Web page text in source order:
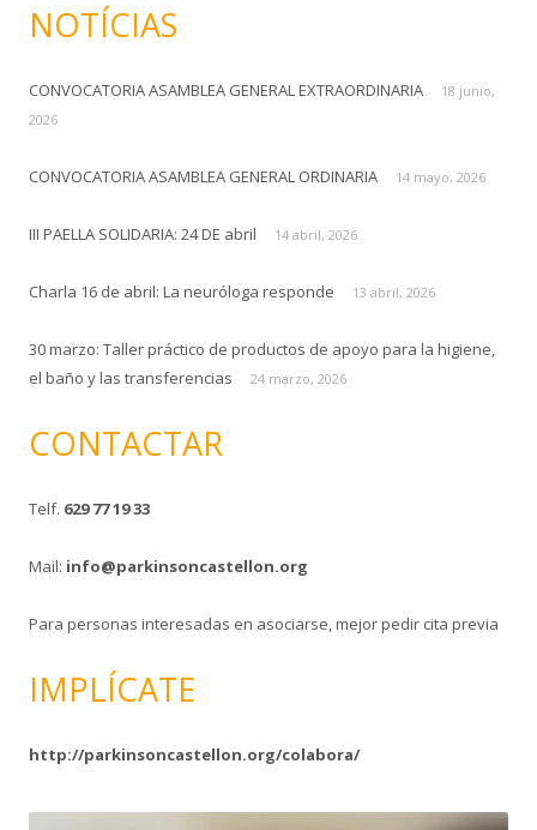
c
r
:
NOTÍCIAS
CONVOCATORIA ASAMBLEA GENERAL EXTRAORDINARIA
18 junio,
2026
CONVOCATORIA ASAMBLEA GENERAL ORDINARIA 14 mayo, 2026
III PAELLA SOLIDARIA: 24 DE abril 14 abril, 2026
Charla 16 de abril: La neuróloga responde 13 abril, 2026
30 marzo: Taller práctico de productos de apoyo para la higiene,
el baño y las transferencias
24 marzo, 2026
CONTACTAR
Telf. 629 77 19 33
Mail: info@parkinsoncastellon.org
Para personas interesadas en asociarse, mejor pedir cita previa
IMPLÍCATE
http://parkinsoncastellon.org/colabora/